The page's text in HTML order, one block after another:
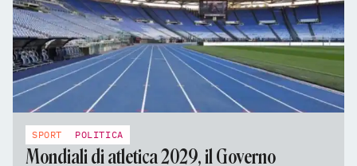
SPORT POLITICA
Mondiali di atletica 2029, il Governo